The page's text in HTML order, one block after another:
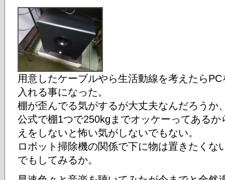
用意したケーブルやら生活動線を考えたら
入れる事になった。
棚が歪んでる気がするが大丈夫なんだろうか
公式で棚1つで250kgまでオッケーってある
えをしないと怖い気がしないでもない。
ロボット掃除機の関係で下に物は置きたくな
でもしてみるか。